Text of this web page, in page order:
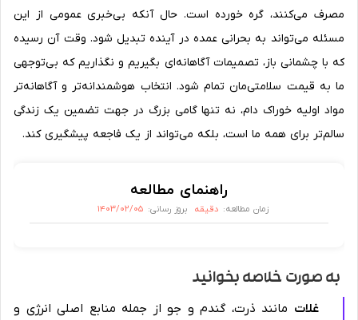
مصرف می‌کنند، گره خورده است. حال آنکه بی‌خبری عمومی از این
مسئله می‌تواند به بحرانی عمده در آینده تبدیل شود. وقت آن رسیده
که با چشمانی باز، تصمیمات آگاهانه‌ای بگیریم و نگذاریم که بی‌توجهی
ما به قیمت سلامتی‌مان تمام شود. انتخاب هوشمندانه‌تر و آگاهانه‌تر
مواد اولیه خوراک دام، نه تنها گامی بزرگ در جهت تضمین یک زندگی
سالم‌تر برای همه ما است، بلکه می‌تواند از یک فاجعه پیشگیری کند.
راهنمای مطالعه
زمان مطالعه: دقیقه بروز رسانی: ۱۴۰۳/۰۲/۰۵
مهم ترین مواد اولیه خوراک دام و طیور به همراه
توضیحاتشان
به صورت خلاصه بخوانید
غلات مانند ذرت، گندم و جو از جمله منابع اصلی انرژی و